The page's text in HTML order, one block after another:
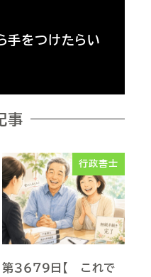
手をつけたらい
事
行政書士
第３６７９日【 これで